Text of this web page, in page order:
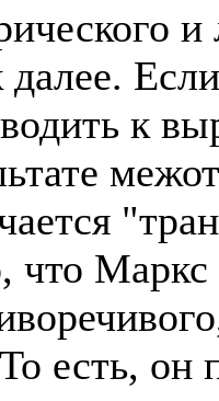
и
далее.
к
что Маркс
есть, он